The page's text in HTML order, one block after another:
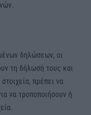
δηλώσεων, οι
τη δήλωσή τους και
πρέπει να
να τροποποιήσουν ή